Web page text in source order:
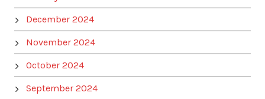
December 2024
November 2024
October 2024
September 2024